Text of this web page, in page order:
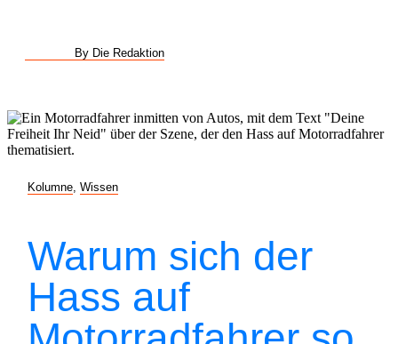
By Die Redaktion
Kolumne Wissen
Warum sich der
Hass auf